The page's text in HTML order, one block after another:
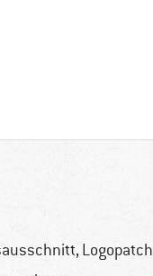
Logopatch